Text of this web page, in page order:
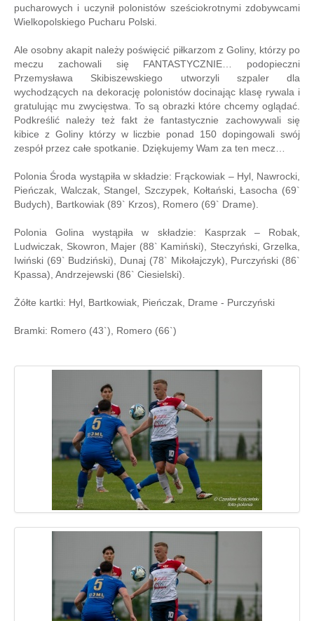
pucharowych i uczynił polonistów sześciokrotnymi zdobywcami
Wielkopolskiego Pucharu Polski.
Ale osobny akapit należy poświęcić piłkarzom z Goliny, którzy po
meczu zachowali się FANTASTYCZNIE… podopieczni
Przemysława Skibiszewskiego utworzyli szpaler dla
wychodzących na dekorację polonistów docinając klasę rywala i
gratulując mu zwycięstwa. To są obrazki które chcemy oglądać.
Podkreślić należy też fakt że fantastycznie zachowywali się
kibice z Goliny którzy w liczbie ponad 150 dopingowali swój
zespół przez całe spotkanie. Dziękujemy Wam za ten mecz…
Polonia Środa wystąpiła w składzie: Frąckowiak – Hyl, Nawrocki,
Pieńczak, Walczak, Stangel, Szczypek, Kołtański, Łasocha (69`
Budych), Bartkowiak (89` Krzos), Romero (69` Drame).
Polonia Golina wystąpiła w składzie: Kasprzak – Robak,
Ludwiczak, Skowron, Majer (88` Kamiński), Steczyński, Grzelka,
Iwiński (69` Budziński), Dunaj (78` Mikołajczyk), Purczyński (86`
Kpassa), Andrzejewski (86` Ciesielski).
Żółte kartki: Hyl, Bartkowiak, Pieńczak, Drame - Purczyński
Bramki: Romero (43`), Romero (66`)